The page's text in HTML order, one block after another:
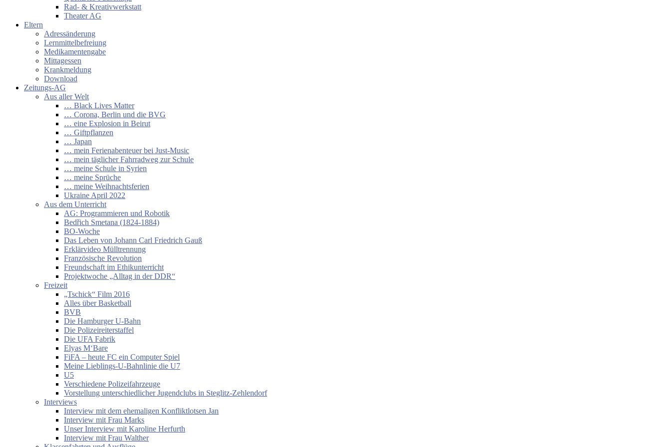
Rad- & Kreativwerkstatt
Theater AG
Eltern
Adressänderung
Lernmittelbefreiung
Medikamentengabe
Mittagessen
Krankmeldung
Download
Zeitungs-AG
Aus aller Welt
… Black Lives Matter
… Corona, Berlin und die BVG
… eine Explosion in Beirut
… Giftpflanzen
… Japan
… mein Ferienabenteuer bei Just-Music
… mein täglicher Fahrradweg zur Schule
… meine Schule in Syrien
… meine Sprüche
… meine Weihnachtsferien
Ukraine April 2022
Aus dem Unterricht
AG: Programmieren und Robotik
Bedřich Smetana (1824-1884)
BO-Woche
Das Leben von Johann Carl Friedrich Gauß
Erklärvideo Mülltrennung
Französische Revolution
Freundschaft im Ethikunterricht
Projektwoche „Alltag in der DDR“
Freizeit
„Tschick“ Film 2016
Alles über Basketball
BVB
Die Hamburger U-Bahn
Die Polizeireiterstaffel
Die UFA Fabrik
Elyas M‘Bare
FiFA – heute FC ein Computer Spiel
Meine Lieblings-U-Bahnlinie die U7
U5
Verschiedene Polizeifahrzeuge
Vorstellung unterschiedlicher Jugendclubs in Steglitz-Zehlendorf
Interviews
Interview mit dem ehemaligen Konfliktlotsen Jan
Interview mit Frau Marks
Unser Interview mit Karoline Herfurth
Interview mit Frau Walther